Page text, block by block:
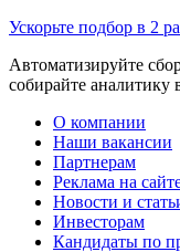
Ускорьте подбор в 2
Автоматизируйте
собирайте аналитику
О компании
Наши вакансии
Партнерам
Реклама на
Новости и
Инвесторам
Кандидаты по